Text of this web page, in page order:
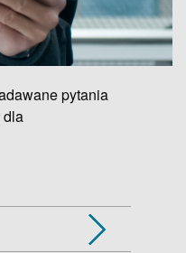
pytania
dla